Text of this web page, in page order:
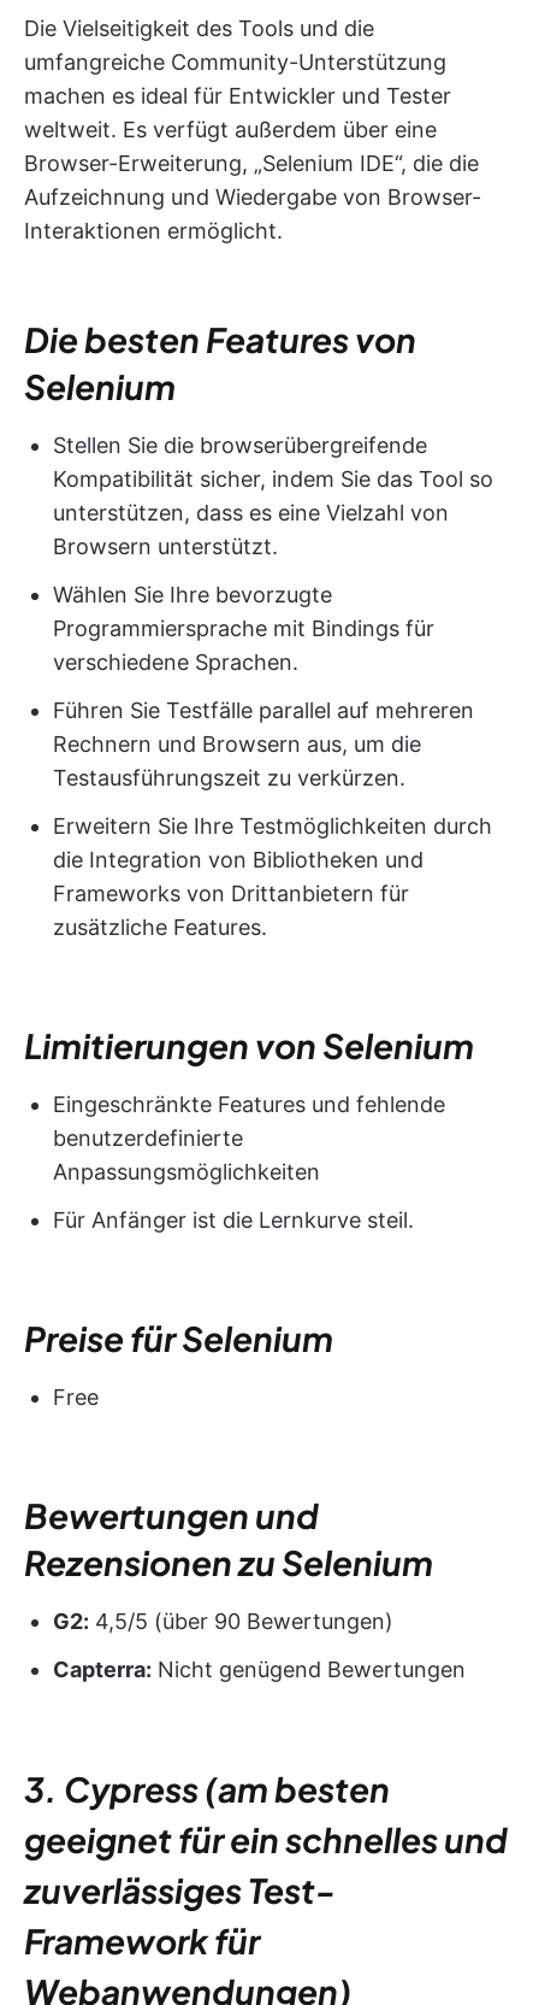
Die Vielseitigkeit des Tools und die
umfangreiche Community-Unterstützung
machen es ideal für Entwickler und Tester
weltweit. Es verfügt außerdem über eine
Browser-Erweiterung, „Selenium IDE“, die die
Aufzeichnung und Wiedergabe von Browser-
Interaktionen ermöglicht.
Die besten Features von
Selenium
Stellen Sie die browserübergreifende
Kompatibilität sicher, indem Sie das Tool so
unterstützen, dass es eine Vielzahl von
Browsern unterstützt.
Wählen Sie Ihre bevorzugte
Programmiersprache mit Bindings für
verschiedene Sprachen.
Führen Sie Testfälle parallel auf mehreren
Rechnern und Browsern aus, um die
Testausführungszeit zu verkürzen.
Erweitern Sie Ihre Testmöglichkeiten durch
die Integration von Bibliotheken und
Frameworks von Drittanbietern für
zusätzliche Features.
Limitierungen von Selenium
Eingeschränkte Features und fehlende
benutzerdefinierte
Anpassungsmöglichkeiten
Für Anfänger ist die Lernkurve steil.
Preise für Selenium
Free
Bewertungen und
Rezensionen zu Selenium
G2: 4,5/5 (über 90 Bewertungen)
Capterra: Nicht genügend Bewertungen
3. Cypress (am besten
geeignet für ein schnelles und
zuverlässiges Test-
Framework für
Webanwendungen)